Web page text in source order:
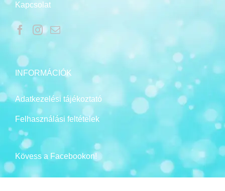
Kapcsolat
INFORMÁCIÓK
Adatkezelési tájékoztató
Felhasználási feltételek
Kövess a Facebookon!